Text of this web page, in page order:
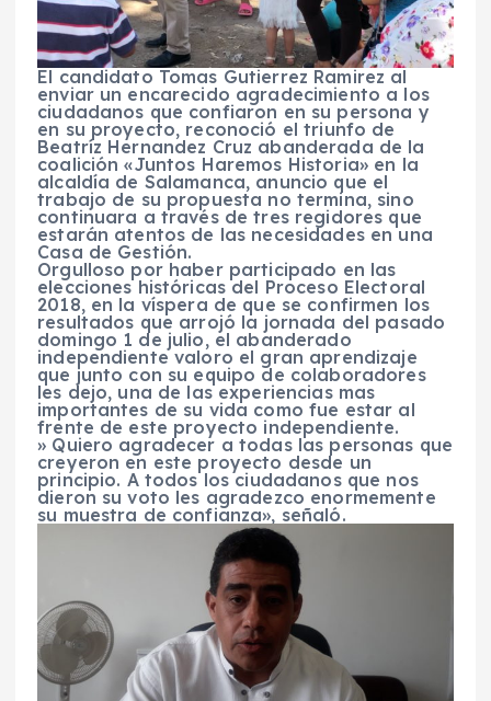
El candidato Tomas Gutierrez Ramirez al
enviar un encarecido agradecimiento a los
ciudadanos que confiaron en su persona y
en su proyecto, reconoció el triunfo de
Beatríz Hernandez Cruz abanderada de la
coalición «Juntos Haremos Historia» en la
alcaldía de Salamanca, anuncio que el
trabajo de su propuesta no termina, sino
continuara a través de tres regidores que
estarán atentos de las necesidades en una
Casa de Gestión.
Orgulloso por haber participado en las
elecciones históricas del Proceso Electoral
2018, en la víspera de que se confirmen los
resultados que arrojó la jornada del pasado
domingo 1 de julio, el abanderado
independiente valoro el gran aprendizaje
que junto con su equipo de colaboradores
les dejo, una de las experiencias mas
importantes de su vida como fue estar al
frente de este proyecto independiente.
» Quiero agradecer a todas las personas que
creyeron en este proyecto desde un
principio. A todos los ciudadanos que nos
dieron su voto les agradezco enormemente
su muestra de confianza», señaló.